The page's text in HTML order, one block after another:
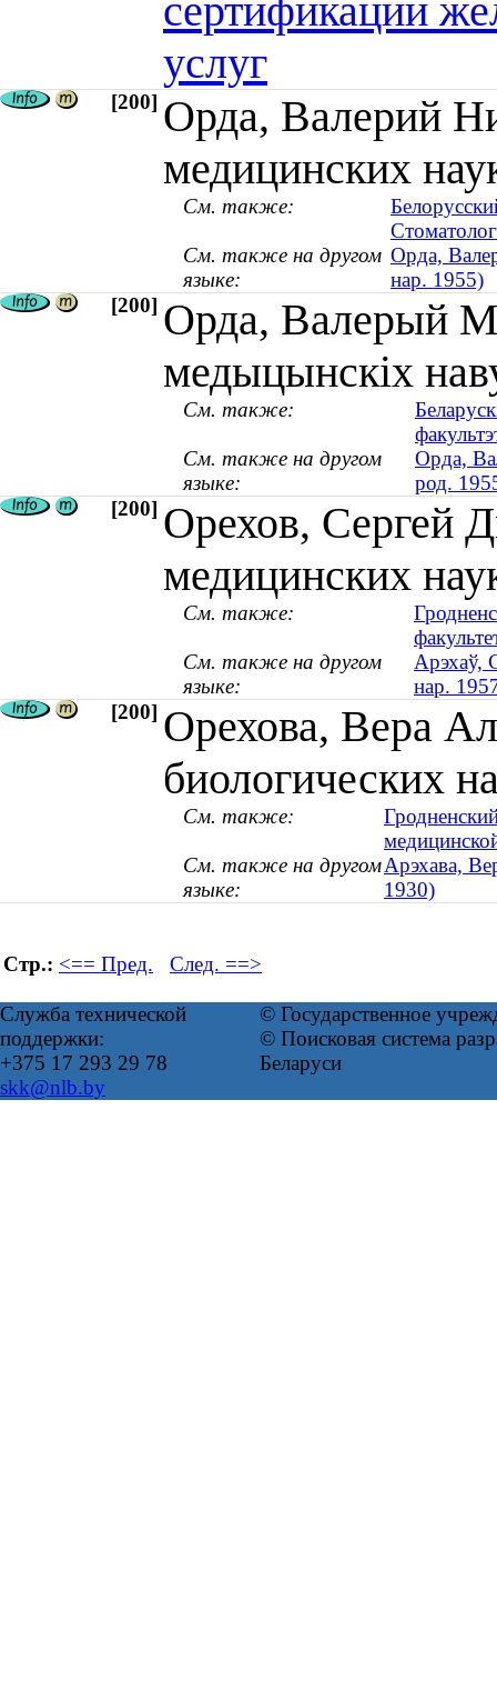
сертификации
услуг
[200] Орда, Валерий
медицинских
См. также:
См. также на другом
языке:
Орда,
нар. 1955)
[200] Орда, Валерый
медыцынскіх
См. также:
См. также на другом
языке:
Орда,
род.
[200] Орехов, Сергей
медицинских
См. также:
См. также на другом
языке:
Арэхаў,
нар.
[200] Орехова, Вера
биологических
См. также:
См. также на другом
языке:
Арэхава,
1930)
Стр.: <== Пред. След. ==>
Служба технической
поддержки:
+375 17 293 29 78
skk@nlb.by
© Государственное
© Поисковая система
Беларуси